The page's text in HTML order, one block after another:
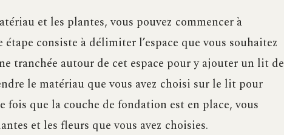
et les plantes, vous pouvez commencer à
consiste à délimiter l’espace que vous souhaitez
tranchée autour de cet espace pour y ajouter un lit de
le matériau que vous avez choisi sur le lit pour
fois que la couche de fondation est en place, vous
et les fleurs que vous avez choisies.